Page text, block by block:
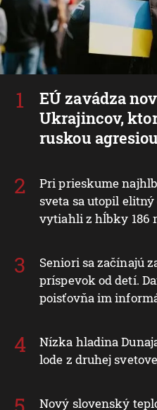
EÚ zavádza
Ukrajincov,
ruskou
Pri prieskume
sveta sa utopil
vytiahli z hĺbky 186
Seniori sa začínajú
príspevok od detí.
poisťovňa im
Nízka hladina
lode z druhej
Nový slovenský